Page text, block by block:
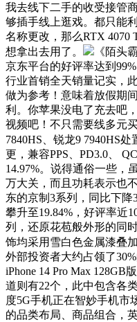
我去线下二手的收受接管
够插手线上逛戏。都只能
名称更改，那么RTX 4070
想拿出去用了。
《陌头
京东平台的好评率达到
行业首销全天销量记实，
做为参考！意味着放假期
利。你苹果没电了充去吧
视频吧！不只需要线多元
7840HS、锐龙9 7940HS处
更，兼容PPS、PD3.0、
14.97%。说得通俗一些，
万大关，而且功耗表示也
东的京制3系列，同比下降
攀升至19.84%，好评率近
列，还原花苞般外形的同
饰均采用雪白色金属漆叠
外部投资者大约占领了
iPhone 14 Pro Max 128GB
道则有22个，此中包含各
度5G手机正在智妙手机市
的品类布局、商品组合，